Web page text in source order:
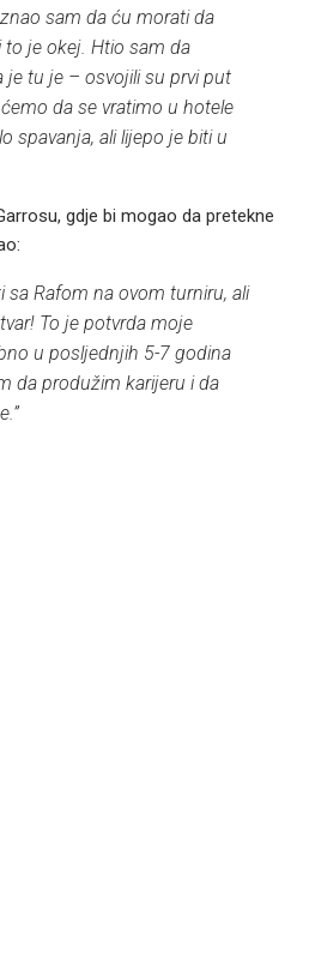
sam da ću morati da
je okej. Htio sam da
je tu je – osvojili su prvi put
da se vratimo u hotele
spavanja, ali lijepo je biti u
gdje bi mogao da pretekne
sa Rafom na ovom turniru, ali
To je potvrda moje
u posljednjih 5-7 godina
da produžim karijeru i da